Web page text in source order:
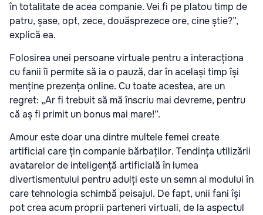
în totalitate de acea companie. Vei fi pe platou timp de
patru, șase, opt, zece, douăsprezece ore, cine știe?”,
explică ea.
Folosirea unei persoane virtuale pentru a interacționa
cu fanii îi permite să ia o pauză, dar în același timp își
menține prezența online. Cu toate acestea, are un
regret: „Ar fi trebuit să mă înscriu mai devreme, pentru
că aș fi primit un bonus mai mare!”.
Amour este doar una dintre multele femei create
artificial care țin companie bărbaților. Tendința utilizării
avatarelor de inteligență artificială în lumea
divertismentului pentru adulți este un semn al modului în
care tehnologia schimbă peisajul. De fapt, unii fani își
pot crea acum proprii parteneri virtuali, de la aspectul